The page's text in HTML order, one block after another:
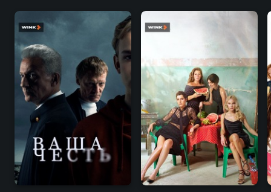
8.2 7.2 7.7 7.6